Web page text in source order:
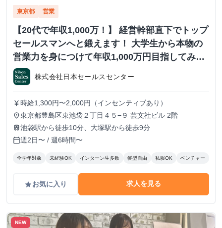
東京都 営業
【20代で年収1,000万！】 経営幹部直下でトップ
セールスマンへと鍛えます！ 大学生から本物の
営業力を身につけて年収1,000万円目指してみま
せんか？ ※当社直結内定あり #学歴不問 #未経験
可 #1.2年生可 - 株式会社日本セールスセンター
の長期・有給インターンシップ
株式会社日本セールスセンター
currency_yen 時給1,300円〜2,000円（インセンティブあり）
place東京都豊島区東池袋２丁目４５−９ 芸文社ビル 2階
train池袋駅から徒歩10分、大塚駅から徒歩9分
calendar_today週2日〜 / 週6時間〜
全学年対象 未経験OK インターン生多数 髪型自由 私服OK ベンチャー
gradeお気に入り 求人を見る
NEW